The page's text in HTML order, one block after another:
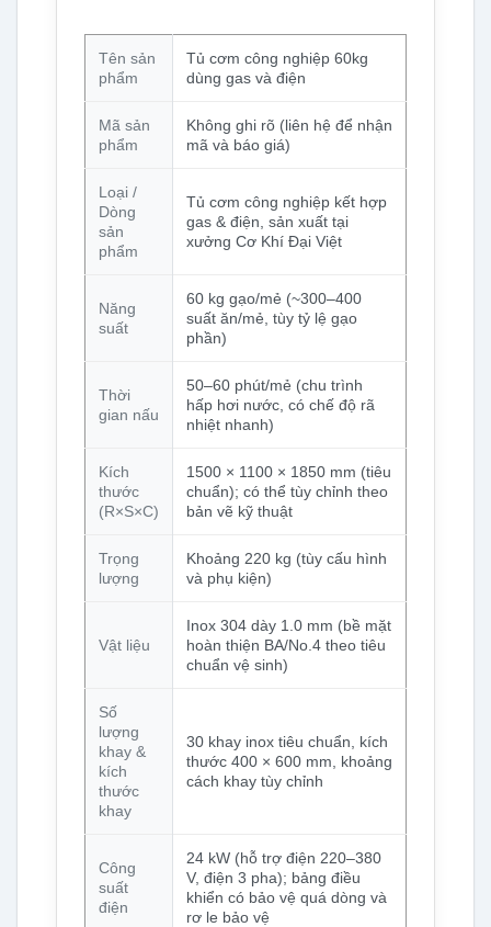
Tên sản
phẩm
Tủ cơm công nghiệp 60kg
dùng gas và điện
Mã sản
phẩm
Không ghi rõ (liên hệ để nhận
mã và báo giá)
Loại /
Dòng
sản
phẩm
Tủ cơm công nghiệp kết hợp
gas & điện, sản xuất tại
xưởng Cơ Khí Đại Việt
Năng
suất
60 kg gạo/mẻ (~300–400
suất ăn/mẻ, tùy tỷ lệ gạo
phần)
Thời
gian nấu
50–60 phút/mẻ (chu trình
hấp hơi nước, có chế độ rã
nhiệt nhanh)
Kích
thước
(R×S×C)
1500 × 1100 × 1850 mm (tiêu
chuẩn); có thể tùy chỉnh theo
bản vẽ kỹ thuật
Trọng
lượng
Khoảng 220 kg (tùy cấu hình
và phụ kiện)
Vật liệu
Inox 304 dày 1.0 mm (bề mặt
hoàn thiện BA/No.4 theo tiêu
chuẩn vệ sinh)
Số
lượng
khay &
kích
thước
khay
30 khay inox tiêu chuẩn, kích
thước 400 × 600 mm, khoảng
cách khay tùy chỉnh
Công
suất
điện
24 kW (hỗ trợ điện 220–380
V, điện 3 pha); bảng điều
khiển có bảo vệ quá dòng và
rơ le bảo vệ